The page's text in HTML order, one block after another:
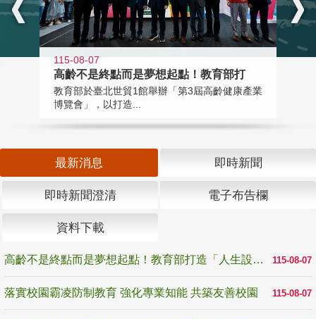
115-08-07
高齡不是終點而是夢想起點！教育部打
教育部於臺北世貿1館舉辦「第3屆高齡健康產業
博覽會」，以打造...
最新消息 即時新聞
即時新聞澄清 電子布告欄
資料下載
115-08-07
高齡不是終點而是夢想起點！教育部打造「人生設計夢工場」 參展第3屆高齡健康產業博覽會
115-08-07
落實校園霸凌防制教育 強化專業知能 共築友善校園